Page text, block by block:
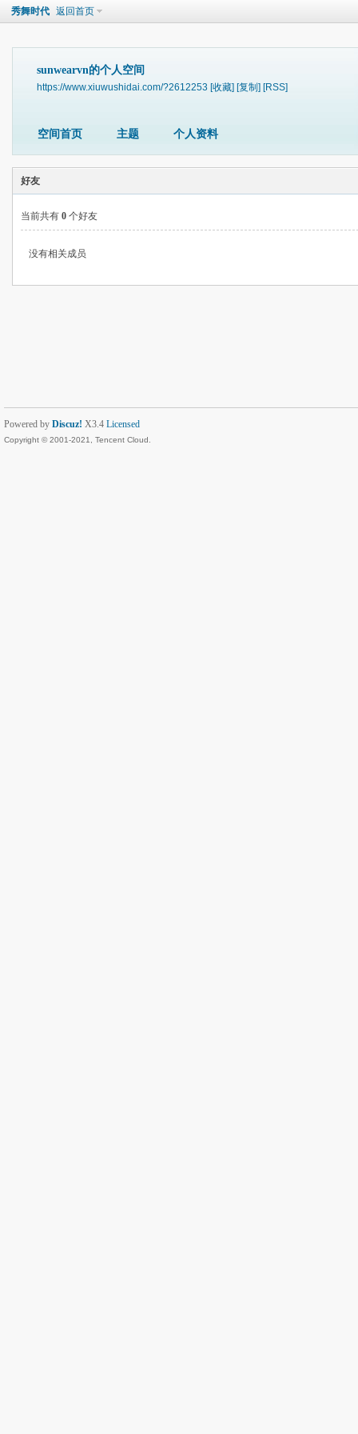
秀舞时代 返回首页
sunwearvn的个人空间
https://www.xiuwushidai.com/?2612253 [收藏] [复制] [RSS]
空间首页 主题 个人资料
好友
当前共有 0 个好友
没有相关成员
Powered by Discuz! X3.4 Licensed
Copyright © 2001-2021, Tencent Cloud.